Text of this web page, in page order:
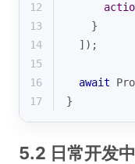
12
13
    }
14
  ]);
15
16
await
17
}
5.2 日常开发